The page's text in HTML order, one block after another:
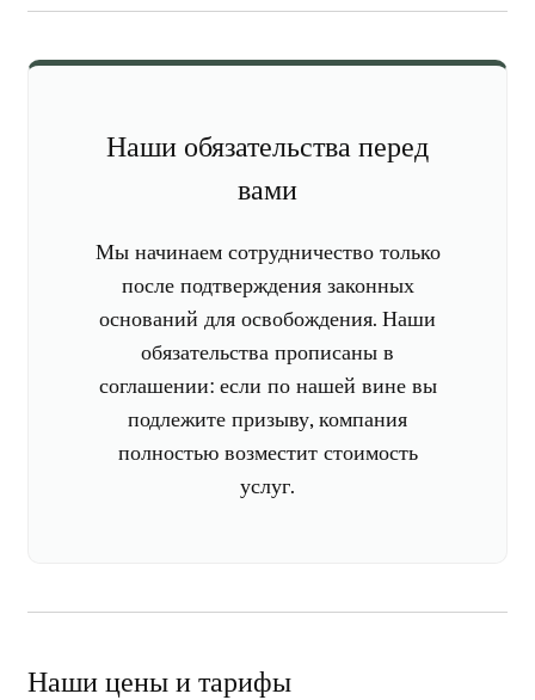
Наши обязательства перед
вами
Мы начинаем сотрудничество только
после подтверждения законных
оснований для освобождения. Наши
обязательства прописаны в
соглашении: если по нашей вине вы
подлежите призыву, компания
полностью возместит стоимость
услуг.
Наши цены и тарифы